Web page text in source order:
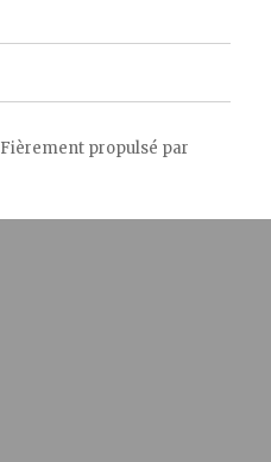
Fièrement propulsé par